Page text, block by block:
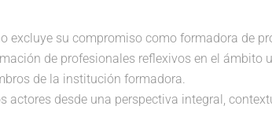
su compromiso como formadora de
de profesionales reflexivos en el ámbito
de la institución formadora.
desde una perspectiva integral,